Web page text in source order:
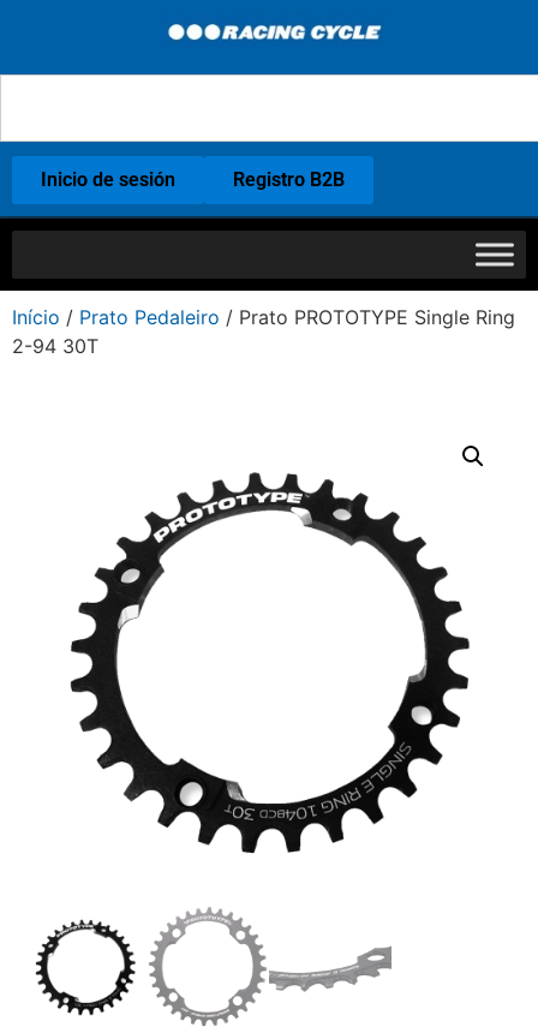
Inicio de sesión Registro B2B
Início / Prato Pedaleiro / Prato PROTOTYPE Single Ring
2-94 30T